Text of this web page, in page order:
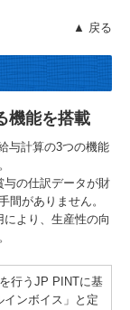
▲ 戻る
機能を搭載
与計算の3つの機能
の仕訳データが財
間がありません。
より、生産性の向
行うJP PINTに基
ンボイス」と定